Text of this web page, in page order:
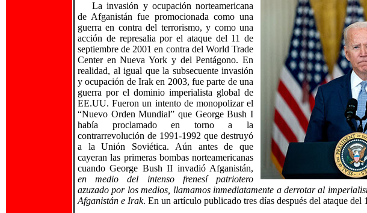
La invasión y ocupación norteamericana
de Afganistán fue promocionada como una
guerra en contra del terrorismo, y como una
acción de represalia por el ataque del 11 de
septiembre de 2001 en contra del World Trade
Center en Nueva York y del Pentágono. En
realidad, al igual que la subsecuente invasión
y ocupación de Irak en 2003, fue parte de una
guerra por el dominio imperialista global de
EE.UU. Fueron un intento de monopolizar el
“Nuevo Orden Mundial” que George Bush I
había proclamado en torno a la
contrarrevolución de 1991-1992 que destruyó
a la Unión Soviética. Aún antes de que
cayeran las primeras bombas norteamericanas
cuando George Bush II invadió Afganistán,
en medio del intenso frenesí patriotero
azuzado por los medios, llamamos inmediatamente a derrotar al
Afganistán e Irak. En un artículo publicado tres días después del ataque del